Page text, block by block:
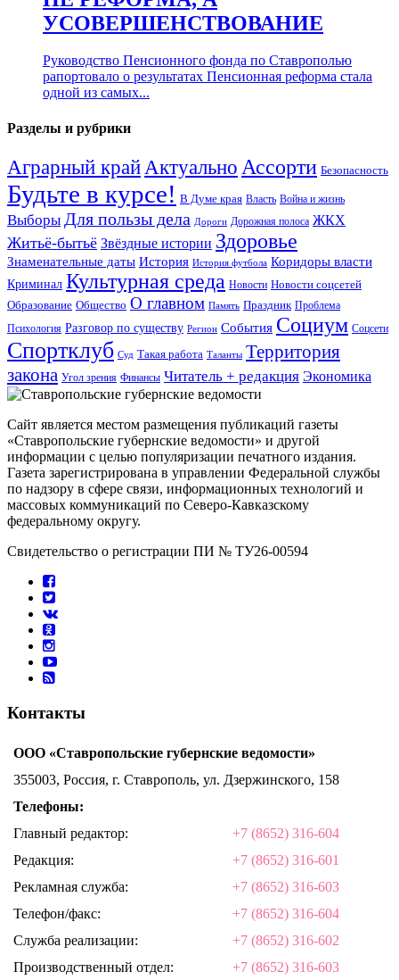
УСОВЕРШЕНСТВОВАНИЕ
Руководство Пенсионного фонда по Ставрополью
рапортовало о результатах Пенсионная реформа стала
одной из самых...
Разделы и рубрики
Аграрный край Актуально Ассорти Безопасность
Будьте в курсе! В Думе края Власть Война и жизнь
Выборы Для пользы дела Дороги Дорожная полоса ЖКХ
Житьё-бытьё Звёздные истории Здоровье
Знаменательные даты История История футбола Коридоры власти
Криминал Культурная среда Новости Новости соцсетей
Образование Общество О главном Память Праздник Проблема
Психология Разговор по существу Регион События Социум Соцсети
Спортклуб Суд Такая работа Таланты Территория
закона Угол зрения Финансы Читатель + редакция Экономика
Сайт является местом размещения публикаций газеты
«Ставропольские губернские ведомости» и другой
информации с целью популяризации печатного издания.
Газета зарегистрирована в управлении Федеральной службы
по надзору в сфере связи, информационных технологий и
массовых коммуникаций по Северо-Кавказскому
федеральному округу.
Свидетельство о регистрации ПИ № ТУ26-00594
Контакты
ООО «Ставропольские губернские ведомости»
355003, Россия, г. Ставрополь, ул. Дзержинского, 158
Телефоны:
Главный редактор:
+7 (8652) 316-604
Редакция:
+7 (8652) 316-601
Рекламная служба:
+7 (8652) 316-603
Телефон/факс:
+7 (8652) 316-604
Служба реализации:
+7 (8652) 316-602
Производственный отдел:
+7 (8652) 316-603